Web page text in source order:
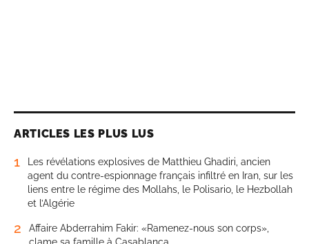
ARTICLES LES PLUS LUS
1
Les révélations explosives de Matthieu Ghadiri, ancien
agent du contre-espionnage français infiltré en Iran, sur les
liens entre le régime des Mollahs, le Polisario, le Hezbollah
et l’Algérie
2
Affaire Abderrahim Fakir: «Ramenez-nous son corps»,
clame sa famille à Casablanca